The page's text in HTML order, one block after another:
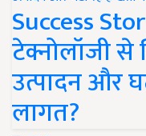
Success
टेक्नोलॉजी
उत्पादन और
लागत?